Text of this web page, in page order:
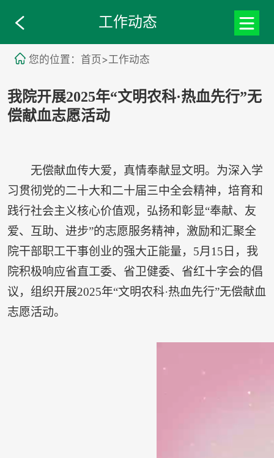
工作动态
您的位置：首页>工作动态
我院开展2025年“文明农科·热血先行”无
偿献血志愿活动
无偿献血传大爱，真情奉献显文明。为深入学
习贯彻党的二十大和二十届三中全会精神，培育和
践行社会主义核心价值观，弘扬和彰显“奉献、友
爱、互助、进步”的志愿服务精神，激励和汇聚全
院干部职工干事创业的强大正能量，5月15日，我
院积极响应省直工委、省卫健委、省红十字会的倡
议，组织开展2025年“文明农科·热血先行”无偿献血
志愿活动。